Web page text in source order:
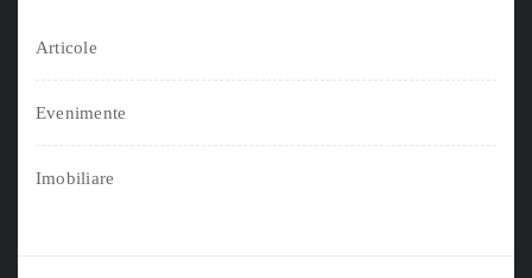
Articole
Evenimente
Imobiliare